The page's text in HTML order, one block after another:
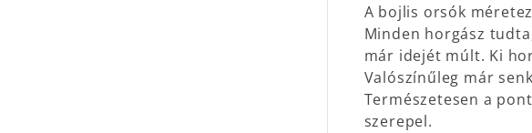
A bojlis orsók
Minden horgász
már idejét múlt. Ki
Valószínűleg már
Természetesen a
szerepel.